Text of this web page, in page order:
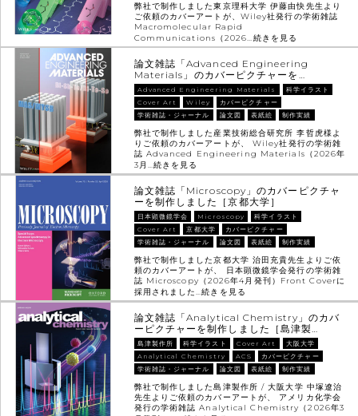
弊社で制作しました東京理科大学 伊藤由快先生より
ご依頼のカバーアートが、Wiley社発行の学術雑誌
Macromolecular Rapid
Communications（2026…続きを見る
論文雑誌「Advanced Engineering
Materials」のカバーピクチャーを…
Advanced Engineering Materials
科学イラスト
Cover Art
Wiley
カバーピクチャー
学術雑誌・ジャーナル
論文図 表紙絵 制作実績
弊社で制作しました産業技術総合研究所 李哲虎様よ
りご依頼のカバーアートが、 Wiley社発行の学術雑
誌 Advanced Engineering Materials（2026年
3月…続きを見る
論文雑誌「Microscopy」のカバーピクチャ
ーを制作しました［京都大学］
日本顕微鏡学会 Microscopy
科学イラスト
Cover Art
京都大学
カバーピクチャー
学術雑誌・ジャーナル
論文図 表紙絵 制作実績
弊社で制作しました京都大学 治田充貴先生よりご依
頼のカバーアートが、 日本顕微鏡学会発行の学術雑
誌 Microscopy（2026年4月発刊）Front Coverに
採用されました…続きを見る
論文雑誌「Analytical Chemistry」のカバ
ーピクチャーを制作しました［島津製…
島津製作所 科学イラスト Cover Art
大阪大学
Analytical Chemistry
ACS
カバーピクチャー
学術雑誌・ジャーナル
論文図 表紙絵 制作実績
弊社で制作しました島津製作所 / 大阪大学 中塚遼治
先生よりご依頼のカバーアートが、 アメリカ化学会
発行の学術雑誌 Analytical Chemistry（2026年3